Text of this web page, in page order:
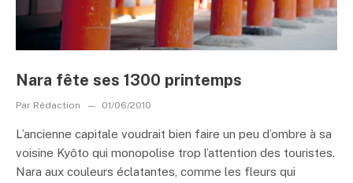
Nara fête ses 1300 printemps
Par Rédaction 01/06/2010
L’ancienne capitale voudrait bien faire un peu d’ombre à sa
voisine Kyôto qui monopolise trop l’attention des touristes.
Nara aux couleurs éclatantes, comme les fleurs qui